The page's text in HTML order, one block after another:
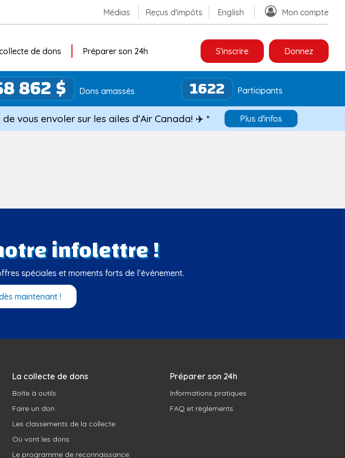
Médias Reçus d'impôts English Mon compte
de dons Préparer son 24h S'inscrire Donnez
862 $ Dons amassés 1622 Participants
vous envoler sur les ailes d’Air Canada! ✈️ * Plus d'infos
infolettre !
spéciales et moments forts de l’événement.
maintenant !
La collecte de dons
Boîte à outils
Faire un don
Les classements de la collecte
Où vont les dons
Le programme de reconnaissance
Préparer son 24h
Informations pratiques
FAQ et règlements